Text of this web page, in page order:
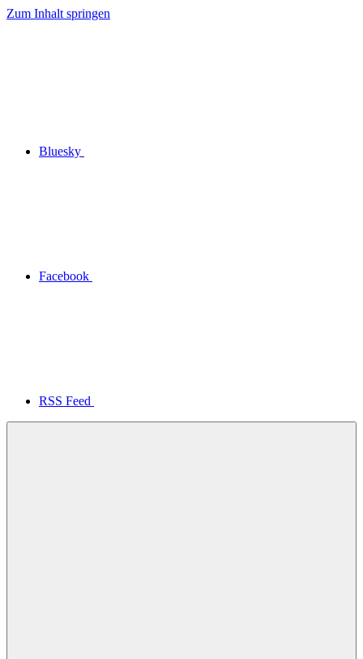
Zum Inhalt springen
Bluesky
Facebook
RSS Feed